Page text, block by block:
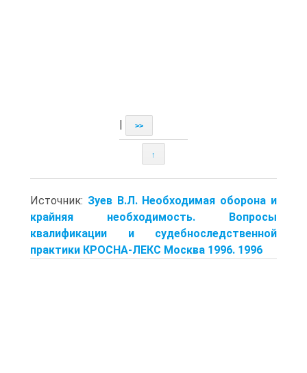
>>
↑
Источник: Зуев В.Л. Необходимая оборона и
крайняя необходимость. Вопросы
квалификации и судебноследственной
практики КРОСНА-ЛЕКС Москва 1996. 1996